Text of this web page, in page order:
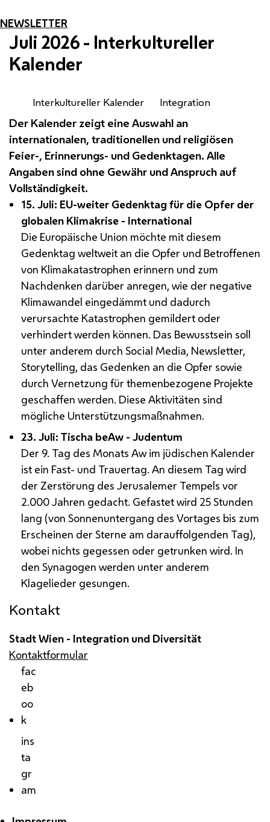
NEWSLETTER
Juli 2026 - Interkultureller
Kalender
Interkultureller Kalender Integration
Der Kalender zeigt eine Auswahl an
internationalen, traditionellen und religiösen
Feier-, Erinnerungs- und Gedenktagen. Alle
Angaben sind ohne Gewähr und Anspruch auf
Vollständigkeit.
15. Juli: EU-weiter Gedenktag für die Opfer der
globalen Klimakrise - International
Die Europäische Union möchte mit diesem
Gedenktag weltweit an die Opfer und Betroffenen
von Klimakatastrophen erinnern und zum
Nachdenken darüber anregen, wie der negative
Klimawandel eingedämmt und dadurch
verursachte Katastrophen gemildert oder
verhindert werden können. Das Bewusstsein soll
unter anderem durch Social Media, Newsletter,
Storytelling, das Gedenken an die Opfer sowie
durch Vernetzung für themenbezogene Projekte
geschaffen werden. Diese Aktivitäten sind
mögliche Unterstützungsmaßnahmen.
23. Juli: Tischa beAw - Judentum
Der 9. Tag des Monats Aw im jüdischen Kalender
ist ein Fast- und Trauertag. An diesem Tag wird
der Zerstörung des Jerusalemer Tempels vor
2.000 Jahren gedacht. Gefastet wird 25 Stunden
lang (von Sonnenuntergang des Vortages bis zum
Erscheinen der Sterne am darauffolgenden Tag),
wobei nichts gegessen oder getrunken wird. In
den Synagogen werden unter anderem
Klagelieder gesungen.
Kontakt
Stadt Wien - Integration und Diversität
Kontaktformular
fac
eb
oo
k
ins
ta
gr
am